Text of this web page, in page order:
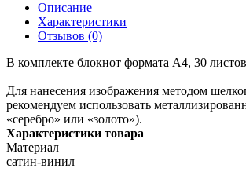
Описание
Характеристики
Отзывов (0)
В комплекте блокнот формата А4, 30 листов
Для нанесения изображения методом
рекомендуем использовать
«серебро» или «золото»).
Характеристики товара
Материал
сатин-винил